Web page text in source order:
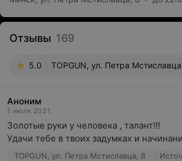
Отзывы 169
5.0 TOPGUN, ул. Петра
Аноним
1 июля 2021
Золотые руки у человека , талант!!!
Удачи тебе в твоих задумках и
TOPGUN, ул. Петра Мстиславца, 8